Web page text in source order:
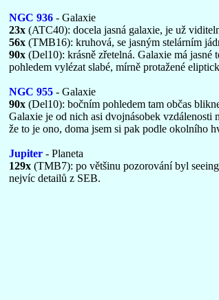
NGC 936 - Galaxie
23x (ATC40): docela jasná galaxie, je už
56x (TMB16): kruhová, se jasným stelárním
90x (Del10): krásně zřetelná. Galaxie má
pohledem vylézat slabé, mírně protažené
NGC 955 - Galaxie
90x (Del10): bočním pohledem tam občas
Galaxie je od nich asi dvojnásobek vzdálenosti
že to je ono, doma jsem si pak podle okolního
Jupiter - Planeta
129x (TMB7): po většinu pozorování byl
nejvíc detailů z SEB.